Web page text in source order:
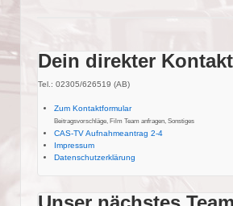
Dein direkter Kontakt
Tel.: 02305/626519 (AB)
Zum Kontaktformular
Beitragsvorschläge, Film Team anfragen, Sonstiges
CAS-TV Aufnahmeantrag 2-4
Impressum
Datenschutzerklärung